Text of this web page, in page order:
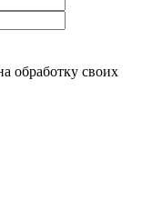
обработку своих